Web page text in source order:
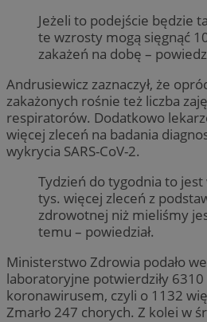
Jeżeli to podejście będzie
te wzrosty mogą sięgnąć
zakażeń na dobę –
Andrusiewicz zaznaczył, że
zakażonych rośnie też liczba
respiratorów. Dodatkowo
więcej zleceń na badania
wykrycia SARS-CoV-2.
Tydzień do tygodnia to jest
tys. więcej zleceń z
zdrowotnej niż mieliśmy
temu – powiedział.
Ministerstwo Zdrowia podało
laboratoryjne potwierdziły
koronawirusem, czyli o 1132
Zmarło 247 chorych. Z kolei w